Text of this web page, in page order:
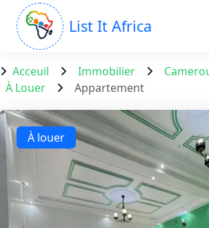
List It Africa
Acceuil Immobilier
À Louer
Appartement
À louer